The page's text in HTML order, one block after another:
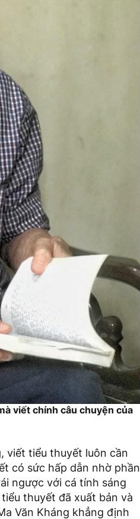
viết chính câu chuyện của
viết tiểu thuyết luôn cần
có sức hấp dẫn nhờ phần
ngược với cá tính sáng
thuyết đã xuất bản và
Văn Kháng khẳng định